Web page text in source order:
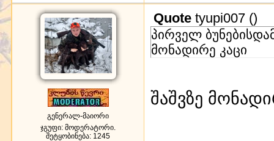
გენერალ-მაიორი
ჯგუფი: მოდერატორი.
შეტყობინება: 1245
Quote tyupi007 ()
პირველ
მონადირე კაცი
შაშვზე